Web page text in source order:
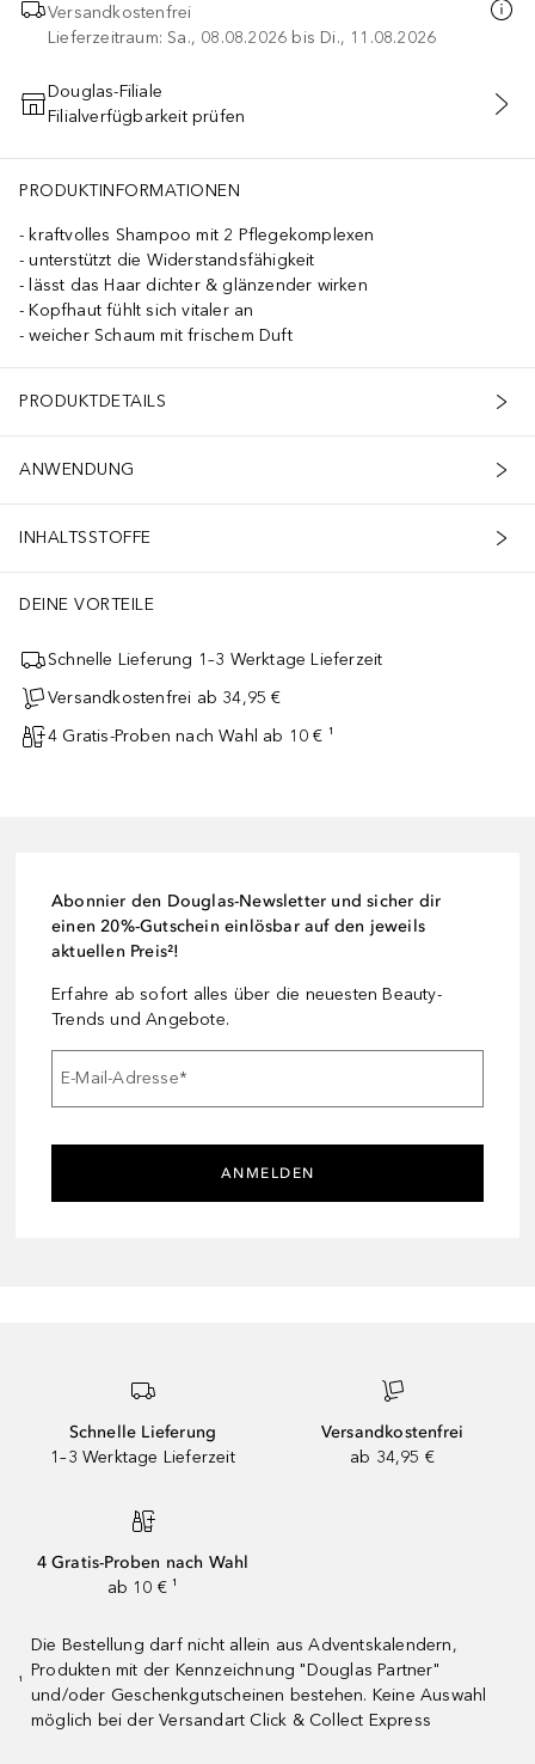
Versandkostenfrei
Lieferzeitraum: Sa., 08.08.2026 bis Di., 11.08.2026
IN DEN WARENKORB
Douglas-Filiale
Filialverfügbarkeit prüfen
PRODUKTINFORMATIONEN
kraftvolles Shampoo mit 2 Pflegekomplexen
unterstützt die Widerstandsfähigkeit
lässt das Haar dichter & glänzender wirken
Kopfhaut fühlt sich vitaler an
weicher Schaum mit frischem Duft
PRODUKTDETAILS
ANWENDUNG
INHALTSSTOFFE
DEINE VORTEILE
Schnelle Lieferung 1–3 Werktage Lieferzeit
Versandkostenfrei ab 34,95 €
4 Gratis-Proben nach Wahl ab 10 € ¹
Abonnier den Douglas-Newsletter und sicher dir
einen 20%-Gutschein einlösbar auf den jeweils
aktuellen Preis²!
Erfahre ab sofort alles über die neuesten Beauty-
Trends und Angebote.
E-Mail-Adresse*
ANMELDEN
Schnelle Lieferung
1–3 Werktage Lieferzeit
Versandkostenfrei
ab 34,95 €
4 Gratis-Proben nach Wahl
ab 10 € ¹
¹
Die Bestellung darf nicht allein aus Adventskalendern,
Produkten mit der Kennzeichnung "Douglas Partner"
und/oder Geschenkgutscheinen bestehen. Keine Auswahl
möglich bei der Versandart Click & Collect Express